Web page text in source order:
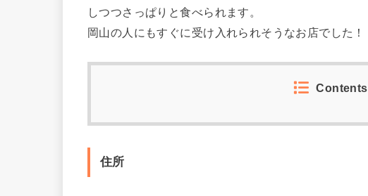
しつつさっぱりと食べられます。
岡山の人にもすぐに受け入れられそうなお店でした！
Contents
住所